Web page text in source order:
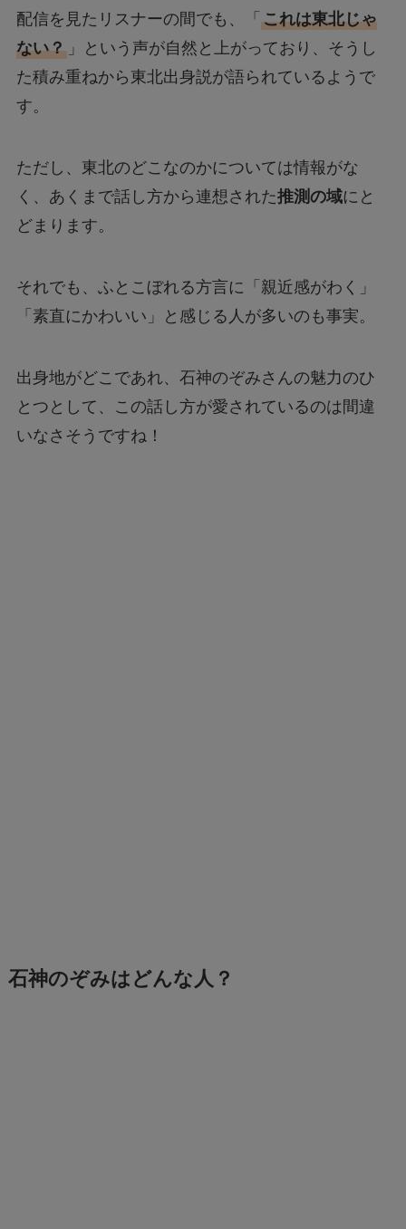
配信を見たリスナーの間でも、「 これは東北じゃ
ない？」という声が自然と上がっており、そうし
た積み重ねから東北出身説が語られているようで
す。
ただし、東北のどこなのかについては情報がな
く、あくまで話し方から連想された推測の域にと
どまります。
それでも、ふとこぼれる方言に「親近感がわく」
「素直にかわいい」と感じる人が多いのも事実。
出身地がどこであれ、石神のぞみさんの魅力のひ
とつとして、この話し方が愛されているのは間違
いなさそうですね！
石神のぞみはどんな人？